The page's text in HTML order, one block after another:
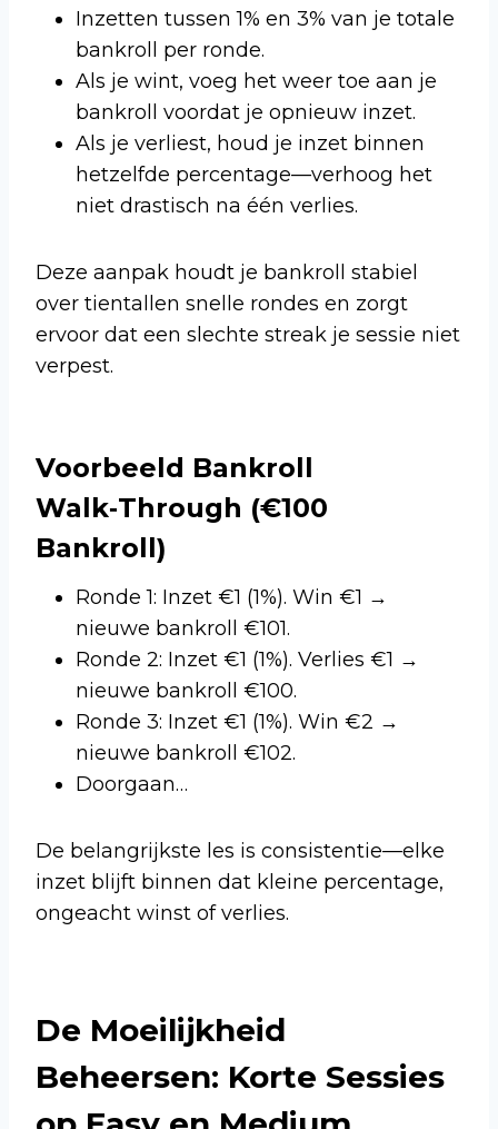
Inzetten tussen 1% en 3% van je totale
bankroll per ronde.
Als je wint, voeg het weer toe aan je
bankroll voordat je opnieuw inzet.
Als je verliest, houd je inzet binnen
hetzelfde percentage—verhoog het
niet drastisch na één verlies.
Deze aanpak houdt je bankroll stabiel
over tientallen snelle rondes en zorgt
ervoor dat een slechte streak je sessie niet
verpest.
Voorbeeld Bankroll
Walk‑Through (€100
Bankroll)
Ronde 1: Inzet €1 (1%). Win €1 →
nieuwe bankroll €101.
Ronde 2: Inzet €1 (1%). Verlies €1 →
nieuwe bankroll €100.
Ronde 3: Inzet €1 (1%). Win €2 →
nieuwe bankroll €102.
Doorgaan…
De belangrijkste les is consistentie—elke
inzet blijft binnen dat kleine percentage,
ongeacht winst of verlies.
De Moeilijkheid
Beheersen: Korte Sessies